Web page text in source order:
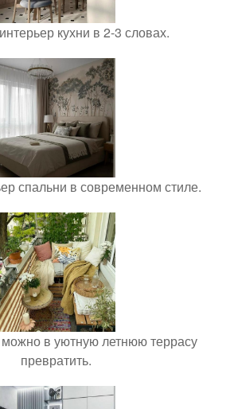
кухни в 2-3 словах.
спальни в современном стиле.
в уютную летнюю террасу
превратить.